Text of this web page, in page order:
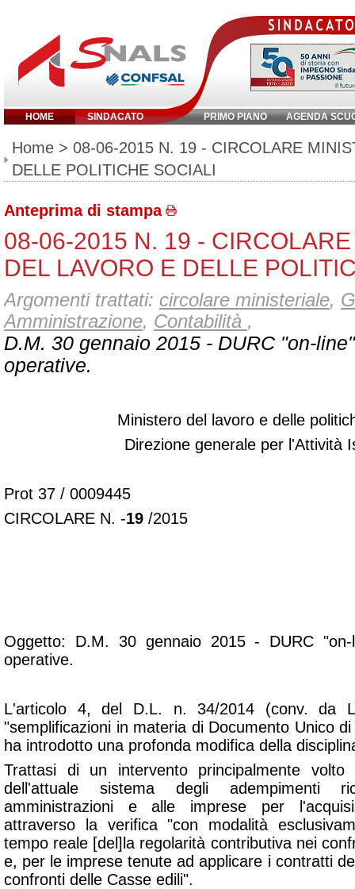
HOME SINDACATO PRIMO PIANO AGENDA
Inserisci parola chiave:
Home > 08-06-2015 N. 19 - CIRCOLARE
DELLE POLITICHE SOCIALI
Anteprima di stampa
08-06-2015 N. 19 -
DEL LAVORO E DELLE
Argomenti trattati: circolare ministeriale,
Amministrazione, Contabilità ,
D.M. 30 gennaio 2015 - DURC "on-
operative.
Ministero del lavoro e delle
Direzione generale per l'Attività
Prot 37 / 0009445
CIRCOLARE N. -19 /2015
Oggetto: D.M. 30 gennaio 2015 - DURC
operative.
L'articolo 4, del D.L. n. 34/2014 (conv. da
"semplificazioni in materia di Documento Unico
ha introdotto una profonda modifica della
Trattasi di un intervento principalmente volto
dell'attuale sistema degli adempimenti
amministrazioni e alle imprese per
attraverso la verifica "con modalità
tempo reale [del]la regolarità contributiva nei
e, per le imprese tenute ad applicare i contratti
confronti delle Casse edili".